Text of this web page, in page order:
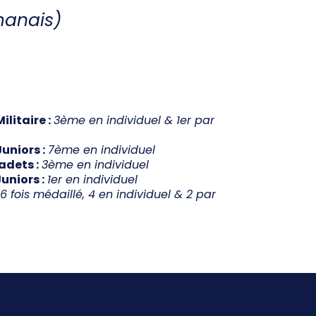
CONTACT
:3ème en individuel & 1er par
: 7ème en individuel
:3ème en individuel
: 1er en individuel
6 fois médaillé, 4 en individuel & 2 par